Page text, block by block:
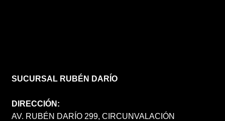
SUCURSAL RUBÉN DARÍO
DIRECCIÓN:
AV. RUBÉN DARÍO 299, CIRCUNVALACIÓN